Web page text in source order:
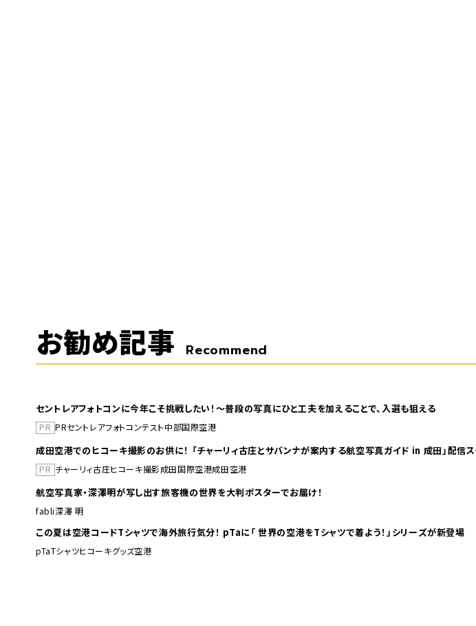
お勧め記事 Recommend
セントレアフォトコンに今年こそ挑戦したい！～普段の写真にひと工夫を加えることで、入選も狙える
PR PRセントレアフォトコンテスト中部国際空港
成田空港でのヒコーキ撮影のお供に！ 「チャーリィ古庄とサバンナが案内する航空写真ガイド in 成田」配信
PR チャーリィ古庄ヒコーキ撮影成田国際空港成田空港
航空写真家・深澤明が写し出す旅客機の世界を大判ポスターでお届け！
fabli深澤 明
この夏は空港コードTシャツで海外旅行気分！ pTaに「 世界の空港をTシャツで着よう！」シリーズが新登場
pTaTシャツヒコーキグッズ空港